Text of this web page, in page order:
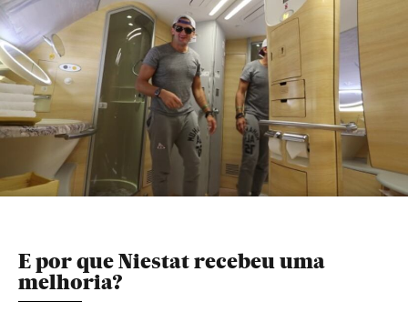
E por que Niestat recebeu uma
melhoria?